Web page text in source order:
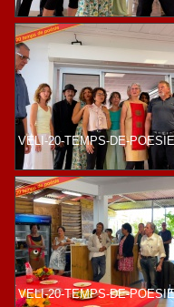
VELI-20-TEMPS-DE-
VELI-20-TEMPS-DE-